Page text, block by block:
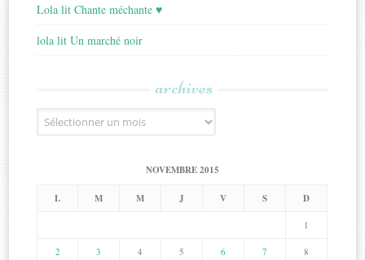
Lola lit Chante méchante ♥
lola lit Un marché noir
archives
Archives
NOVEMBRE 2015
L M M J V S D
1
2 3 4 5 6 7 8